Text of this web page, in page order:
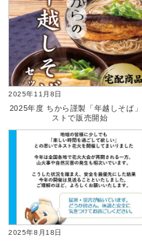
2025年11月8日
2025年度 ちから謹製「年越しそば
ストで販売開始
2025年8月18日